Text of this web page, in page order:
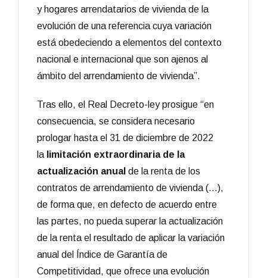
y hogares arrendatarios de vivienda de la
evolución de una referencia cuya variación
está obedeciendo a elementos del contexto
nacional e internacional que son ajenos al
ámbito del arrendamiento de vivienda”.
Tras ello, el Real Decreto-ley prosigue “en
consecuencia, se considera necesario
prologar hasta el 31 de diciembre de 2022
la limitación extraordinaria de la
actualización anual de la renta de los
contratos de arrendamiento de vivienda (…),
de forma que, en defecto de acuerdo entre
las partes, no pueda superar la actualización
de la renta el resultado de aplicar la variación
anual del Índice de Garantía de
Competitividad, que ofrece una evolución